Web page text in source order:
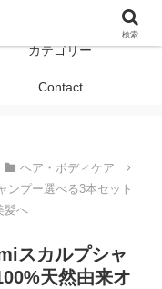
品レビュー
カテゴリー
Contact
ヘア・ボディケア
ンプー選べる3本セット
髪へ
スカルプシャ
天然由来オ
検索